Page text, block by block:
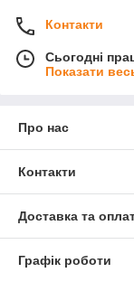
Контакти
Сьогодні
Показати
Про нас
Контакти
Доставка та
Графік роботи